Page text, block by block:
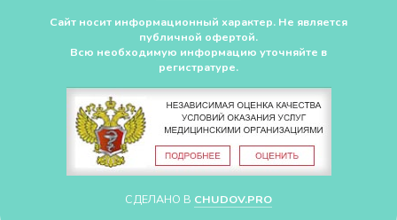
Сайт носит информационный характер. Не является
публичной офертой.
Всю необходимую информацию уточняйте в
регистратуре.
СДЕЛАНО В CHUDOV.PRO